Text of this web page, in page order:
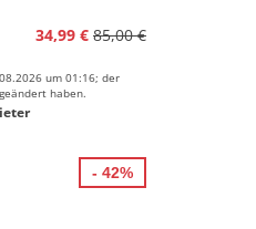
34,99 € 85,00 €
um 01:16; der
haben.
- 42%